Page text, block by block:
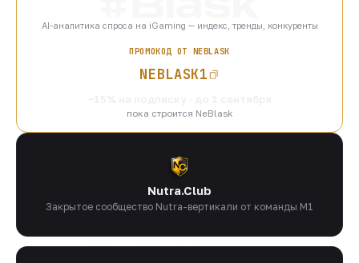
AI-аналитика спроса на iGaming — индекс, тренды, конкуренты
ПРОМОКОД ОТ NEBLASK
NEBLASK1
пока строится NeBlask
Nutra.Club
Закрытое сообщество Nutra-вертикали от команды M1